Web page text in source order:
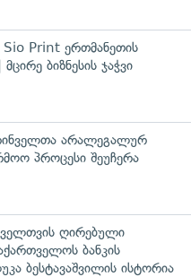
Print ერთმანეთის
ბიზნესის ჯაჭვი
არალეგალურ
პროცესი შეუჩერა
ღირებული
ბანკის
ბესტავაშვილის ისტორია